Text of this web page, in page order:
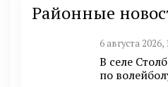
Районные
6 августа 2026,
В селе
по